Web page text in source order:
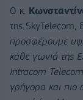
Ο κ.
της SkyTelecom,
προσφέρουμε
κάθε γωνιά της
Intracom
γρήγορα και πιο